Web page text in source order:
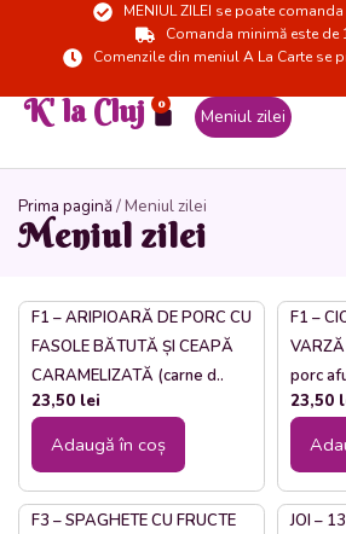
MENIUL ZILEI se poate
Comanda minimă este de
Comenzile din meniul A La Carte se
K' la Cluj 0
Cart Meniul zilei
Prima pagină/ Meniul zilei
Meniul zilei
F1 – ARIPIOARĂ DE PORC CU
FASOLE BĂTUTĂ ȘI CEAPĂ
CARAMELIZATĂ (carne d..
23,50 lei
Adaugă în coș
F1 –
porc
23,50
F3 – SPAGHETE CU FRUCTE
JOI –